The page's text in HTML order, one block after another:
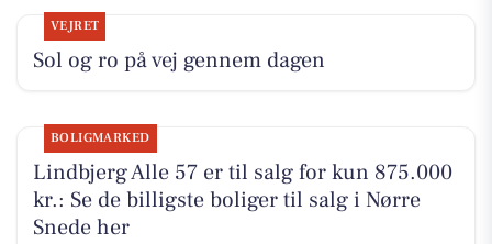
VEJRET
Sol og ro på vej gennem dagen
BOLIGMARKED
Lindbjerg Alle 57 er til salg for kun 875.000
kr.: Se de billigste boliger til salg i Nørre
Snede her